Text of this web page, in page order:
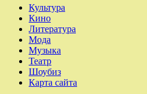
Культура
Кино
Литература
Мода
Музыка
Театр
Шоубиз
Карта сайта